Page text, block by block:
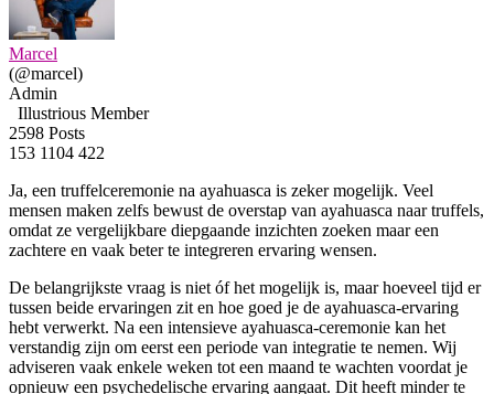
Marcel
(@marcel)
Admin
Illustrious Member
2598 Posts
153 1104 422
Ja, een truffelceremonie na ayahuasca is zeker mogelijk. Veel
mensen maken zelfs bewust de overstap van ayahuasca naar truffels,
omdat ze vergelijkbare diepgaande inzichten zoeken maar een
zachtere en vaak beter te integreren ervaring wensen.
De belangrijkste vraag is niet óf het mogelijk is, maar hoeveel tijd er
tussen beide ervaringen zit en hoe goed je de ayahuasca-ervaring
hebt verwerkt. Na een intensieve ayahuasca-ceremonie kan het
verstandig zijn om eerst een periode van integratie te nemen. Wij
adviseren vaak enkele weken tot een maand te wachten voordat je
opnieuw een psychedelische ervaring aangaat. Dit heeft minder te